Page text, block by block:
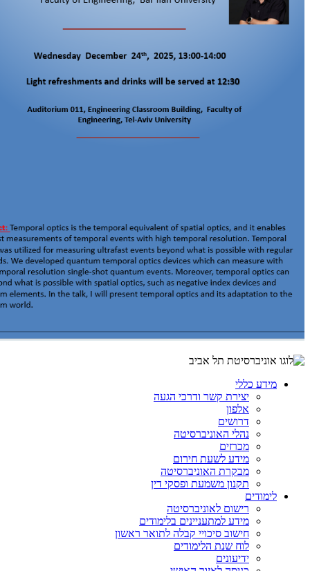
מידע כללי
יצירת קשר ודרכי הגעה
אלפון
דרושים
נהלי האוניברסיטה
מכרזים
מידע לשעת חירום
מבקרת האוניברסיטה
תקנון משמעת ופסקי דין
לימודים
רישום לאוניברסיטה
מידע למתעניינים בלימודים
חישוב סיכויי קבלה לתואר ראשון
לוח שנת הלימודים
ידיעונים